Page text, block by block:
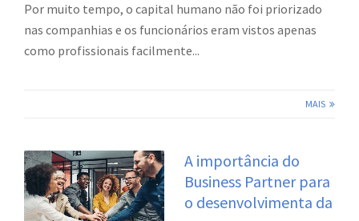
Por muito tempo, o capital humano não foi priorizado
nas companhias e os funcionários eram vistos apenas
como profissionais facilmente...
MAIS
A importância do
Business Partner para
o desenvolvimenta da